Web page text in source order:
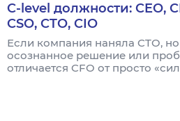
C-level должности: CEO,
CSO, CTO, CIO
Если компания наняла CTO, но
осознанное решение или
отличается CFO от просто